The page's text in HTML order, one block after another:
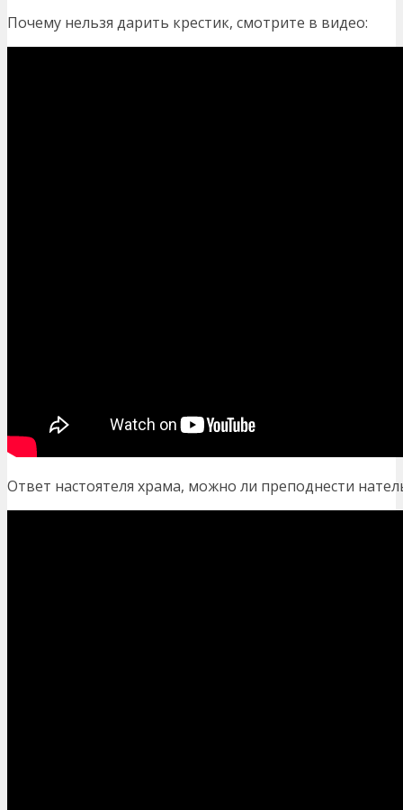
Почему нельзя дарить крестик, смотрите в видео:
Ответ настоятеля храма, можно ли преподнести